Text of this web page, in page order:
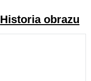
Historia obrazu